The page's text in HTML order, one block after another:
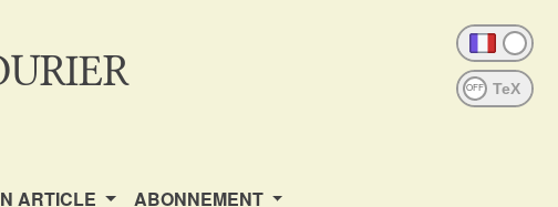
OFF
ARTICLE ABONNEMENT